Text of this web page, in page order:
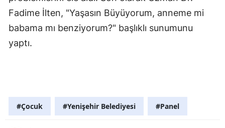
Fadime İlten, "Yaşasın Büyüyorum, anneme mi
babama mı benziyorum?" başlıklı sunumunu
yaptı.
#Çocuk #Yenişehir Belediyesi #Panel